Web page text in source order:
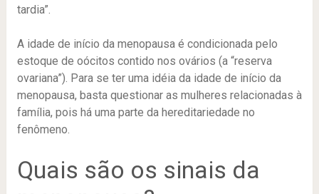
tardia”.
A idade de início da menopausa é condicionada pelo
estoque de oócitos contido nos ovários (a “reserva
ovariana”). Para se ter uma idéia da idade de início da
menopausa, basta questionar as mulheres relacionadas à
família, pois há uma parte da hereditariedade no
fenômeno.
Quais são os sinais da